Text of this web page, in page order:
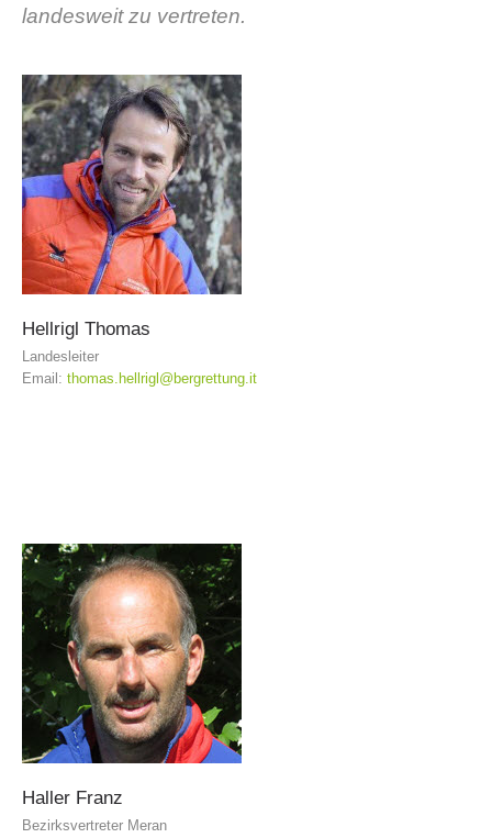
landesweit zu vertreten.
Hellrigl Thomas
Landesleiter
Email: thomas.hellrigl@bergrettung.it
Haller Franz
Bezirksvertreter Meran